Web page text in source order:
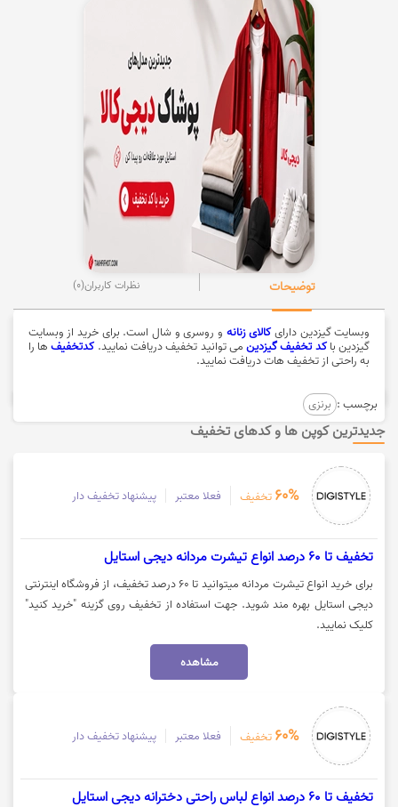
توضیحات نظرات کاربران(0)
وبسایت گیزدین دارای کالای زنانه و روسری و شال است. برای خرید از وبسایت
گیزدین باکد تخفیف گیزدینمی توانید تخفیف دریافت نمایید. کدتخفیفها را
به راحتی از تخفیف هات دریافت نمایید.
برچسب : برنزی
جدیدترین کوپن ها و کدهای تخفیف
60% تخفیف فعلا معتبر پیشنهاد تخفیف دار
تخفیف تا 60 درصد انواع تیشرت مردانه دیجی استایل
برای خرید انواع تیشرت مردانه میتوانید تا 60 درصد تخفیف، از فروشگاه اینترنتی
دیجی استایل بهره مند شوید. جهت استفاده از تخفیف روی گزینه "خرید کنید"
کلیک نمایید.
مشاهده
60% تخفیف فعلا معتبر پیشنهاد تخفیف دار
تخفیف تا 60 درصد انواع لباس راحتی دخترانه دیجی استایل